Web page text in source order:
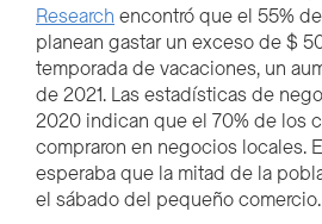
Research encontró que el 55%
planean gastar un exceso de $
temporada de vacaciones, un
de 2021. Las estadísticas de
2020 indican que el 70% de los
compraron en negocios locales.
esperaba que la mitad de la
el sábado del pequeño comercio.